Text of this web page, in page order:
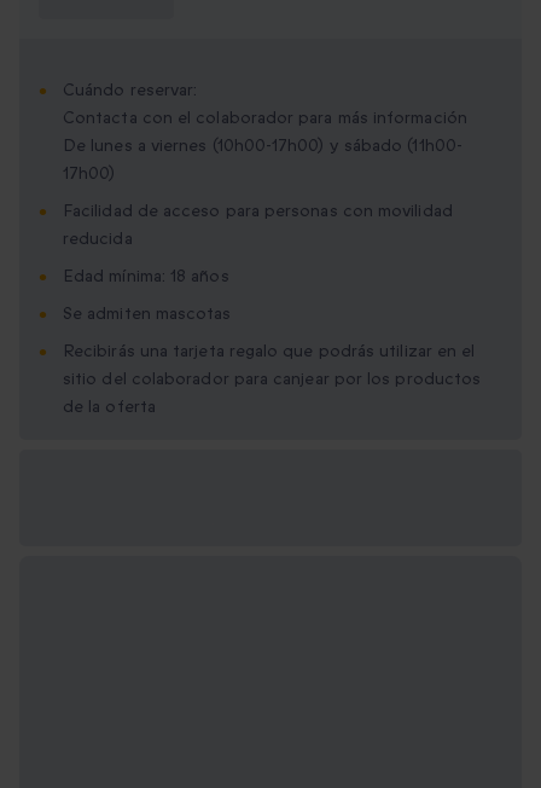
Cuándo reservar:
Contacta con el colaborador para más información
De lunes a viernes (10h00-17h00) y sábado (11h00-
17h00)
Facilidad de acceso para personas con movilidad
reducida
Edad mínima: 18 años
Se admiten mascotas
Recibirás una tarjeta regalo que podrás utilizar en el
sitio del colaborador para canjear por los productos
de la oferta